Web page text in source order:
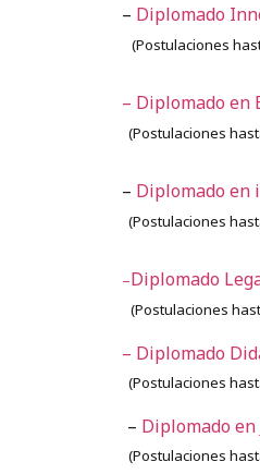
– Diplomado
(Postulaciones
– Diplomado en
(Postulaciones
– Diplomado en
(Postulaciones
–Diplomado
(Postulaciones
– Diplomado
(Postulaciones
– Diplomado
(Postulaciones